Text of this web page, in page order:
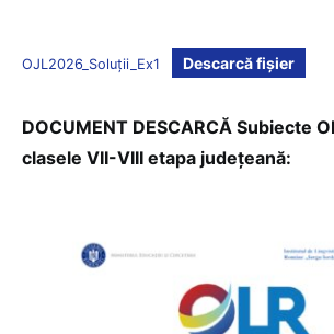
OJL2026_Soluții_Ex1 Descarcă fișier
DOCUMENT DESCARCĂ Subiecte
clasele VII-VIII etapa județeană: